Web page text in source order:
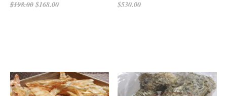
$198.00$168.00 $530.00